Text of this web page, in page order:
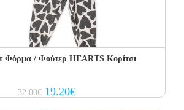
Φόρμα / Φούτερ HEARTS Κορίτσι
32.00€ Original
price
19.20€Current
price